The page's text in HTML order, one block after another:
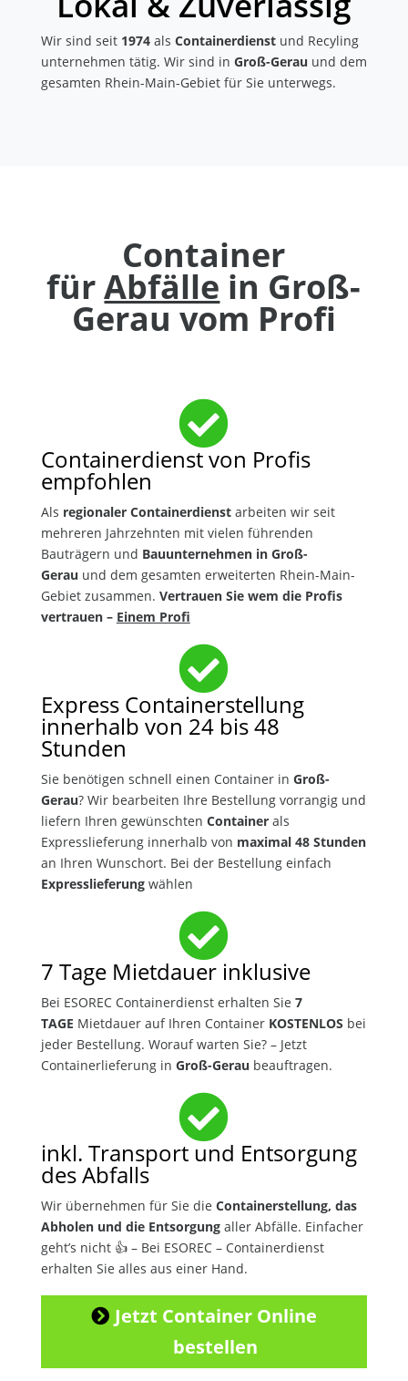
Wir sind seit 1974als Containerdienstund Recyling
unternehmen tätig. Wir sind in Groß-Gerau und dem
gesamten Rhein-Main-Gebiet für Sie unterwegs.
Container
fürAbfälle in Groß-
Gerau vom Profi

Containerdienst von Profis
empfohlen
Als regionaler Containerdienst arbeiten wir seit
mehreren Jahrzehnten mit vielen führenden
Bauträgern und Bauunternehmen in Groß-
Gerau und dem gesamten erweiterten Rhein-Main-
Gebiet zusammen. Vertrauen Sie wem die Profis
vertrauen – Einem Profi

Express Containerstellung
innerhalb von 24 bis 48
Stunden
Sie benötigen schnell einen Container in Groß-
Gerau? Wir bearbeiten Ihre Bestellung vorrangig und
liefern Ihren gewünschten Containerals
Expresslieferung innerhalb von maximal 48 Stunden
an Ihren Wunschort. Bei der Bestellung einfach
Expresslieferungwählen

7 Tage Mietdauer inklusive
Bei ESOREC Containerdienst erhalten Sie 7
TAGE Mietdauer auf Ihren Container KOSTENLOS bei
jeder Bestellung. Worauf warten Sie? – Jetzt
Containerlieferung in Groß-Gerau beauftragen.

inkl. Transport und Entsorgung
des Abfalls
Wir übernehmen für Sie die Containerstellung, das
Abholen und die Entsorgungaller Abfälle. Einfacher
geht’s nicht 👍 – Bei ESOREC – Containerdienst
erhalten Sie alles aus einer Hand.
Jetzt Container Online
bestellen